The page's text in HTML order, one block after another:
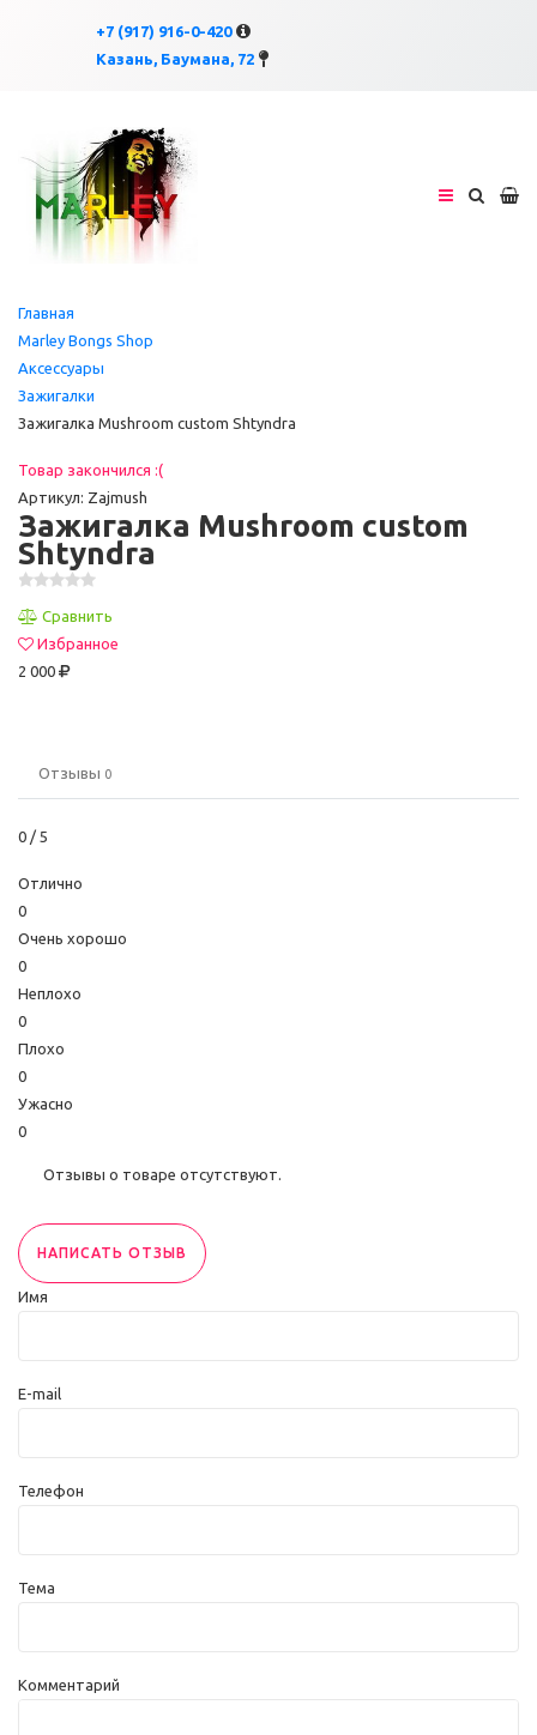
+7 (917) 916-0-420
Казань, Баумана, 72×
Главная
Marley Bongs Shop
Аксессуары
Зажигалки
Зажигалка Mushroom custom Shtyndra
Товар закончился :(
Артикул: Zajmush
Зажигалка Mushroom custom
Shtyndra
Сравнить
Избранное
2 000
Отзывы 0
0 / 5
Отлично
0
Очень хорошо
0
Неплохо
0
Плохо
0
Ужасно
0
Отзывы о товаре отсутствуют.
НАПИСАТЬ ОТЗЫВ
Имя
E-mail
Телефон
Тема
Комментарий